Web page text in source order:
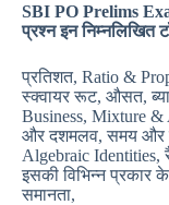
SBI PO Prelims
प्रश्न इन निम्नलिखित
प्रतिशत, Ratio &
स्क्वायर रूट, औसत,
Business, Mixture
और दशमलव, समय और
Algebraic
इसकी विभिन्न प्रकार
समानता,